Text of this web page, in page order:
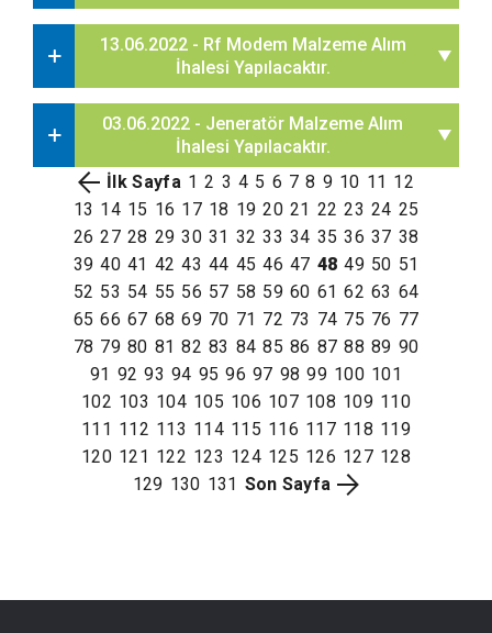
13.06.2022 - Rf Modem Malzeme Alım
İhalesi Yapılacaktır.
03.06.2022 - Jeneratör Malzeme Alım
İhalesi Yapılacaktır.
İlk Sayfa 1 2 3 4 5 6 7 8 9 10 11 12
13 14 15 16 17 18 19 20 21 22 23 24 25
26 27 28 29 30 31 32 33 34 35 36 37 38
39 40 41 42 43 44 45 46 47 48 49 50 51
52 53 54 55 56 57 58 59 60 61 62 63 64
65 66 67 68 69 70 71 72 73 74 75 76 77
78 79 80 81 82 83 84 85 86 87 88 89 90
91 92 93 94 95 96 97 98 99 100 101
102 103 104 105 106 107 108 109 110
111 112 113 114 115 116 117 118 119
120 121 122 123 124 125 126 127 128
129 130 131 Son Sayfa